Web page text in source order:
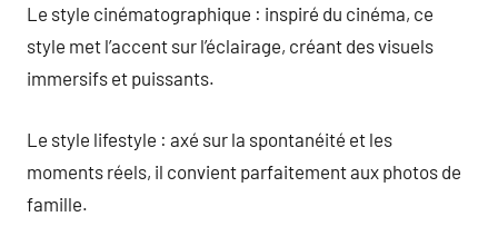
Le style cinématographique : inspiré du cinéma, ce
style met l’accent sur l’éclairage, créant des visuels
immersifs et puissants.
Le style lifestyle : axé sur la spontanéité et les
moments réels, il convient parfaitement aux photos de
famille.